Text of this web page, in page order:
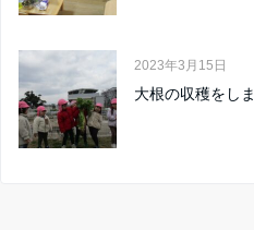
2023年3月15日
大根の収穫をし